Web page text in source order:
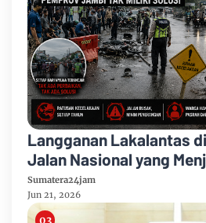
Langganan Lakalantas
Jalan Nasional yang
Warga, Pemprov Jambi
Sumatera24jam
Jun 21, 2026